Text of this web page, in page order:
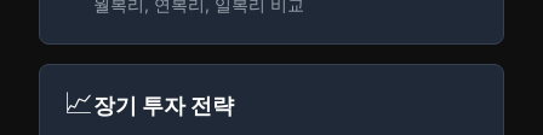
월복리, 연복리, 일복리 비교
📈장기 투자 전략